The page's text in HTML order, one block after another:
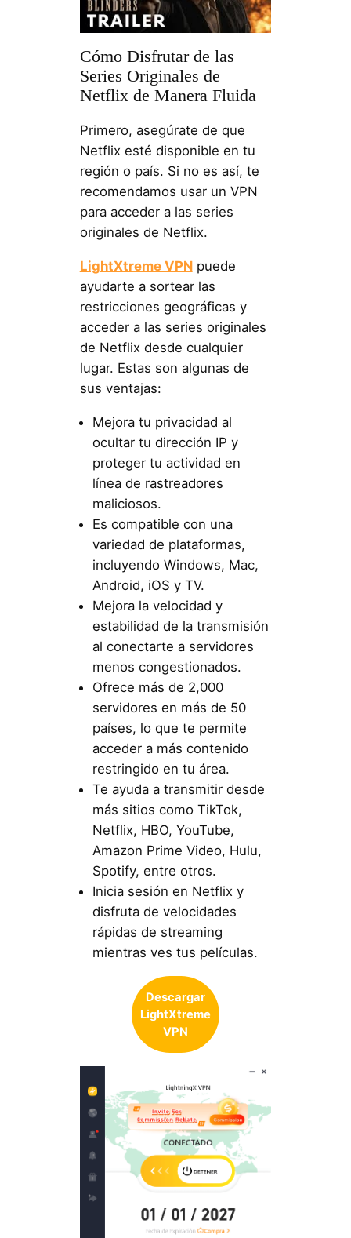
Cómo Disfrutar de las
Series Originales de
Netflix de Manera Fluida
Primero, asegúrate de que
Netflix esté disponible en tu
región o país. Si no es así, te
recomendamos usar un VPN
para acceder a las series
originales de Netflix.
LightXtreme VPNpuede
ayudarte a sortear las
restricciones geográficas y
acceder a las series originales
de Netflix desde cualquier
lugar. Estas son algunas de
sus ventajas:
Mejora tu privacidad al
ocultar tu dirección IP y
proteger tu actividad en
línea de rastreadores
maliciosos.
Es compatible con una
variedad de plataformas,
incluyendo Windows, Mac,
Android, iOS y TV.
Mejora la velocidad y
estabilidad de la transmisión
al conectarte a servidores
menos congestionados.
Ofrece más de 2,000
servidores en más de 50
países, lo que te permite
acceder a más contenido
restringido en tu área.
Te ayuda a transmitir desde
más sitios como TikTok,
Netflix, HBO, YouTube,
Amazon Prime Video, Hulu,
Spotify, entre otros.
Inicia sesión en Netflix y
disfruta de velocidades
rápidas de streaming
mientras ves tus películas.
Descargar
LightXtreme
VPN